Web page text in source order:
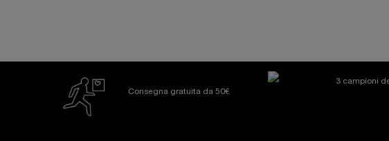
Consegna gratuita da 50€
3 campioni